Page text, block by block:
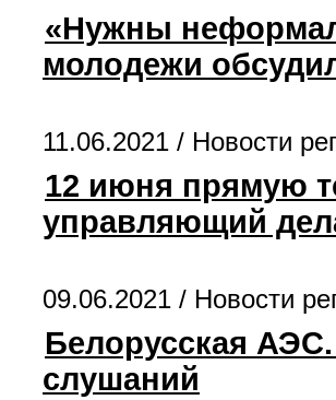
«Нужны
молодежи
11.06.2021 / Новости
12 июня прямую
управляющий
09.06.2021 / Новости
Белорусская
слушаний